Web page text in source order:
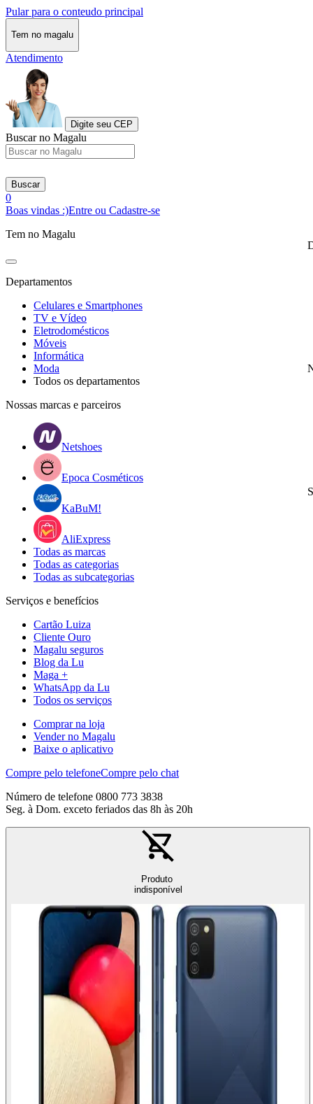
Pular para o conteudo principal
Tem no magalu
Atendimento
Digite seu CEP
Buscar no Magalu
Buscar
0
Boas vindas :)Entre ou Cadastre-se
Tem no Magalu
Departamentos
Celulares e Smartphones
TV e Vídeo
Eletrodomésticos
Móveis
Informática
Moda
Todos os departamentos
Nossas marcas e parceiros
Netshoes
Epoca Cosméticos
KaBuM!
AliExpress
Todas as marcas
Todas as categorias
Todas as subcategorias
Serviços e benefícios
Cartão Luiza
Cliente Ouro
Magalu seguros
Blog da Lu
Maga +
WhatsApp da Lu
Todos os serviços
Comprar na loja
Vender no Magalu
Baixe o aplicativo
Compre pelo telefoneCompre pelo chat
Número de telefone 0800 773 3838
Seg. à Dom. exceto feriados das 8h às 20h
Produto
indisponível